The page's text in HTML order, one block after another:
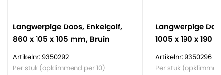
Langwerpige Doos, Enkelgolf,
860 x 105 x 105 mm, Bruin
Artikelnr: 9350292
Per stuk (opklimmend per 10)
Langwerpige
1005 x 190 x 190
Artikelnr: 9350296
Per stuk